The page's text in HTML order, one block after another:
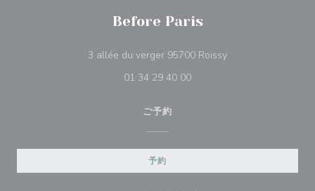
Before Paris
3 allée du verger 95700 Roissy((新しいウィンドウ
01 34 29 40 00
ご予約
予約